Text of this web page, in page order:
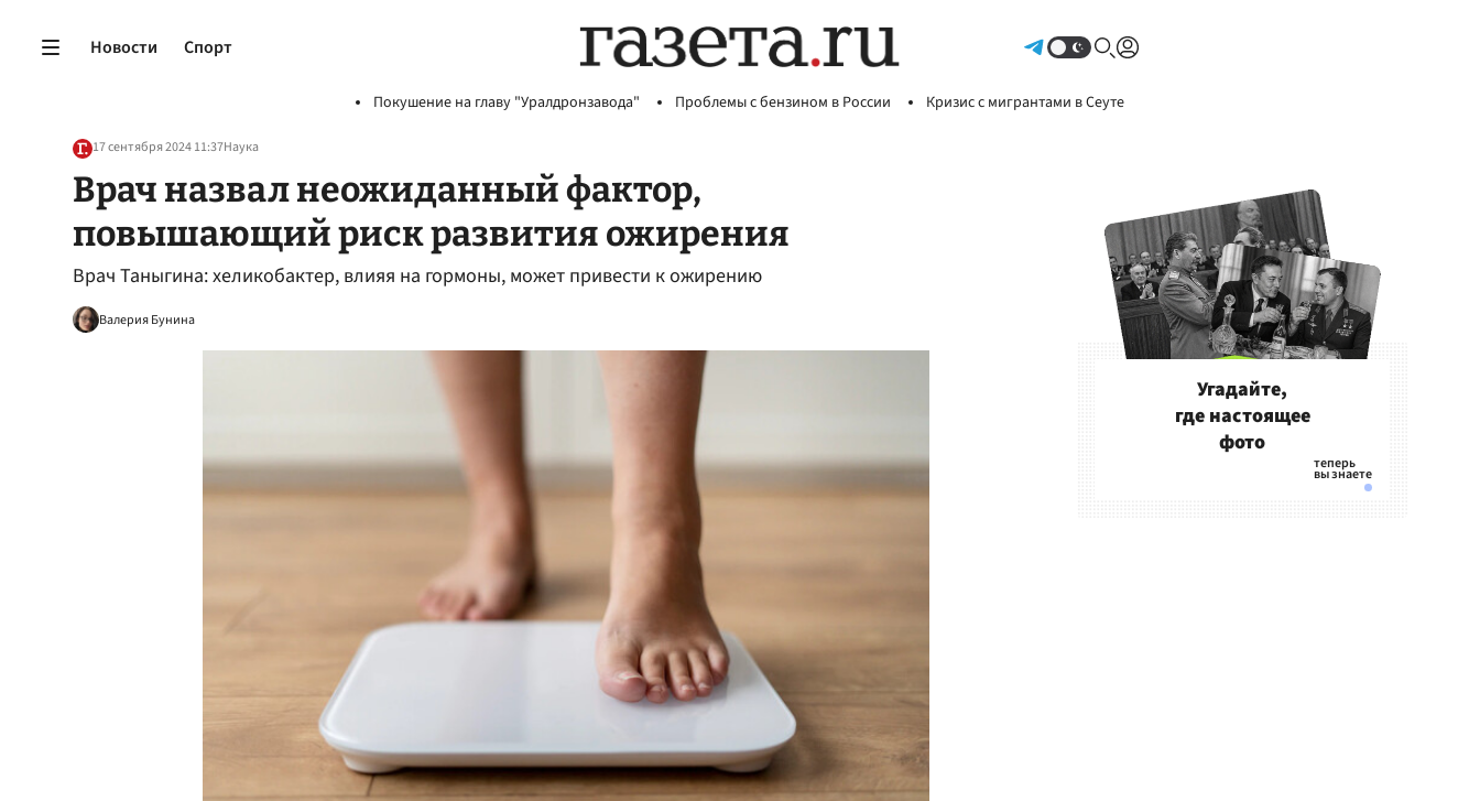
Новости Спорт
Покушение на главу "Уралдронзавода" Проблемы с бензином в России Кризис с мигрантами в Сеуте
17 сентября 2024 11:37Наука
Врач назвал неожиданный фактор,
повышающий риск развития ожирения
Врач Таныгина: хеликобактер, влияя на гормоны, может привести к ожирению
Валерия Бунина
Угадайте,
где настоящее
фото